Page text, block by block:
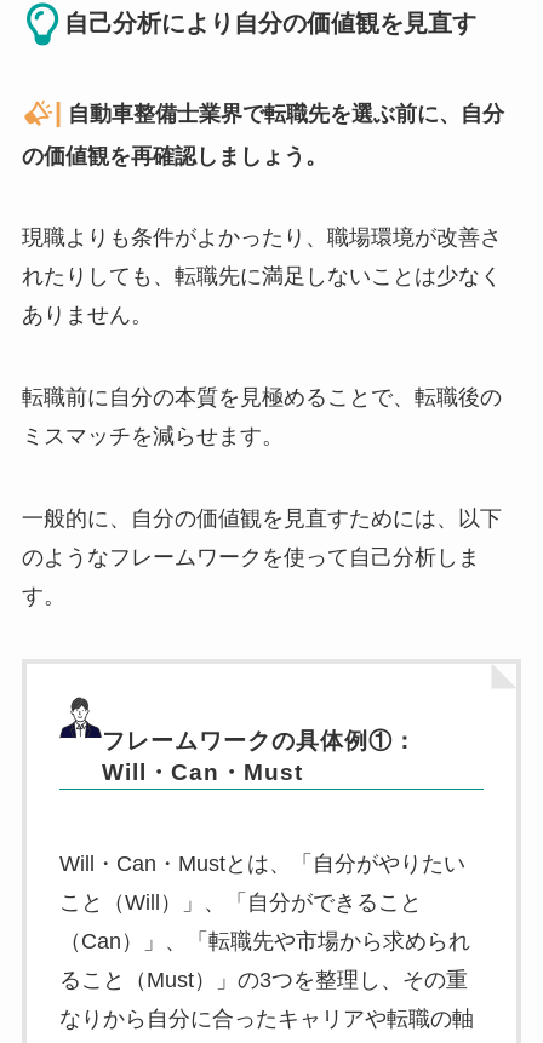
自己分析により自分の価値観を見直す
| 自動車整備士業界で転職先を選ぶ前に、自分
の価値観を再確認しましょう。
現職よりも条件がよかったり、職場環境が改善さ
れたりしても、転職先に満足しないことは少なく
ありません。
転職前に自分の本質を見極めることで、転職後の
ミスマッチを減らせます。
一般的に、自分の価値観を見直すためには、以下
のようなフレームワークを使って自己分析しま
す。
フレームワークの具体例①：
Will・Can・Must
Will・Can・Mustとは、「自分がやりたい
こと（Will）」、「自分ができること
（Can）」、「転職先や市場から求められ
ること（Must）」の3つを整理し、その重
なりから自分に合ったキャリアや転職の軸